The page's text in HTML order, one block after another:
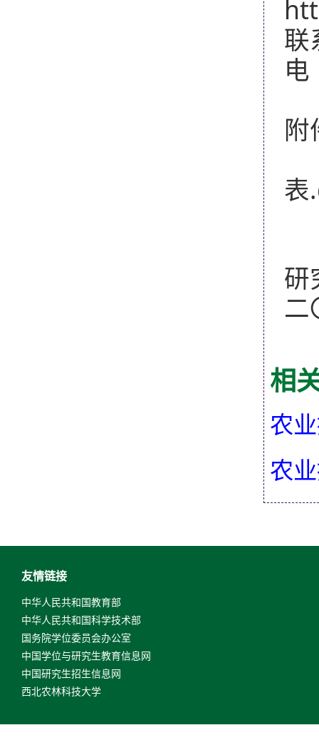
联
电
附
表
研
二
相
农
农
友情链接
中华人民共和国教育部
中华人民共和国科学技术部
国务院学位委员会办公室
中国学位与研究生教育信息网
中国研究生招生信息网
西北农林科技大学